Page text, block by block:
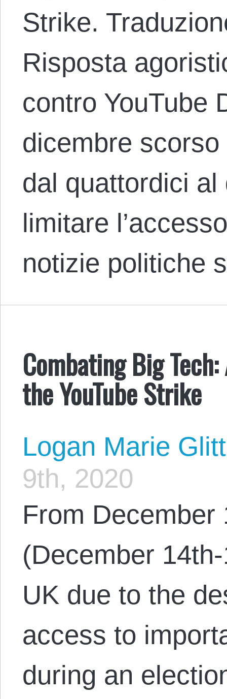
Strike.
Risposta
contro YouTube
dicembre
dal quattordici
limitare
notizie politiche
Combating Big
the YouTube Strike
Logan Marie
9th, 2020
From December
(December
UK due to the
access to
during an